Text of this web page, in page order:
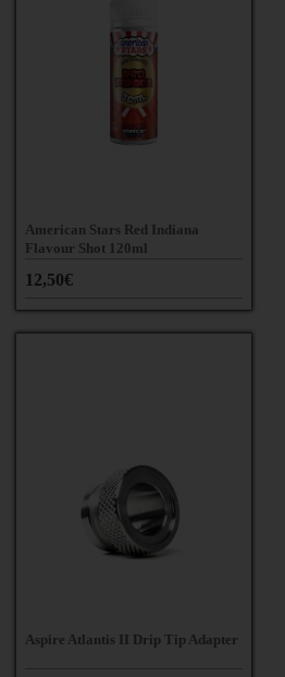
American Stars Red Indiana
Flavour Shot 120ml
12,50€
Aspire Atlantis II Drip Tip Adapter